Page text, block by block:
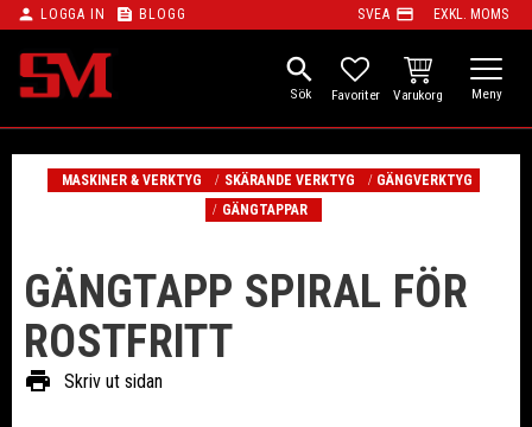
Meny
person LOGGA IN feed BLOGG SVEA payment EXKL. MOMS
search
FAVORITER
KUNDVAGN
MASKINER & VERKTYG SKÄRANDE VERKTYG
GÄNGVERKTYG
GÄNGTAPPAR
GÄNGTAPP SPIRAL FÖR
ROSTFRITT
print Skriv ut sidan